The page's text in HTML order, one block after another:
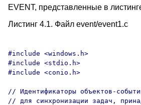
EVENT, представленные в
Листинг 4.1. Файл event/event1.c
#include <windows.h>
#include <stdio.h>
#include <conio.h>
// Идентификаторы объектов-
// для синхронизации задач,